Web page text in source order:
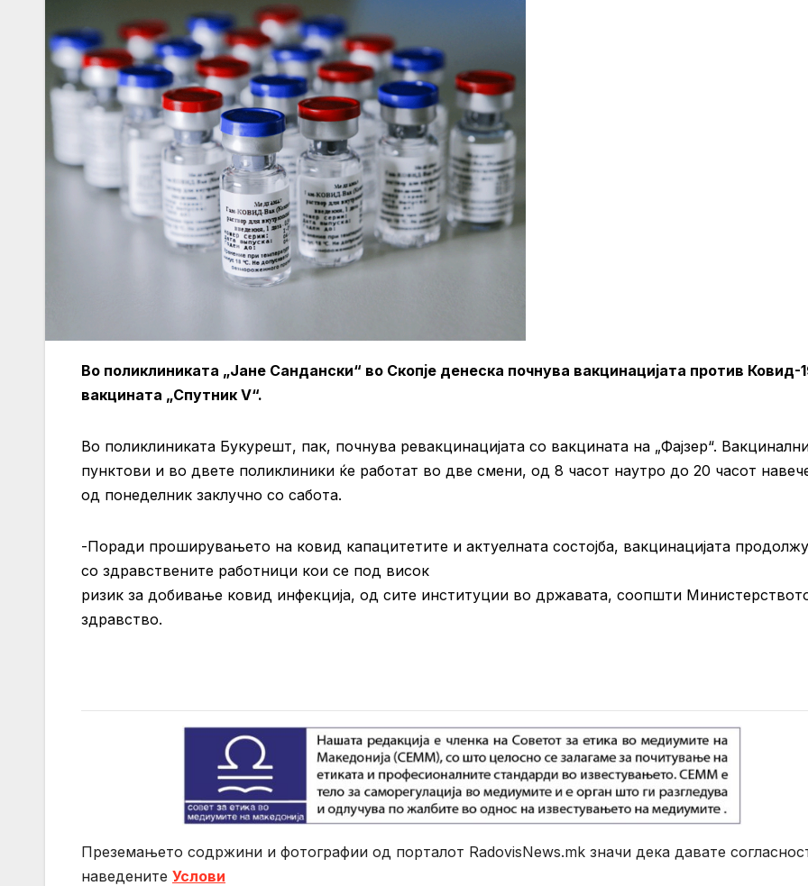
Во поликлиниката „Јане Сандански“ во Скопје денеска почнува вакцинацијата против Ковид-
вакцината „Спутник V“.
Во поликлиниката Букурешт, пак, почнува ревакцинацијата со вакцината на „Фајзер“.
пунктови и во двете поликлиники ќе работат во две смени, од 8 часот наутро до 20 часот
од понеделник заклучно со сабота.
-Поради проширувањето на ковид капацитетите и актуелната состојба, вакцинацијата
со здравствените работници кои се под висок
ризик за добивање ковид инфекција, од сите институции во државата, соопшти
здравство.
Преземањето содржини и фотографии од порталот RadovisNews.mk значи дека давате
нaведените Услови